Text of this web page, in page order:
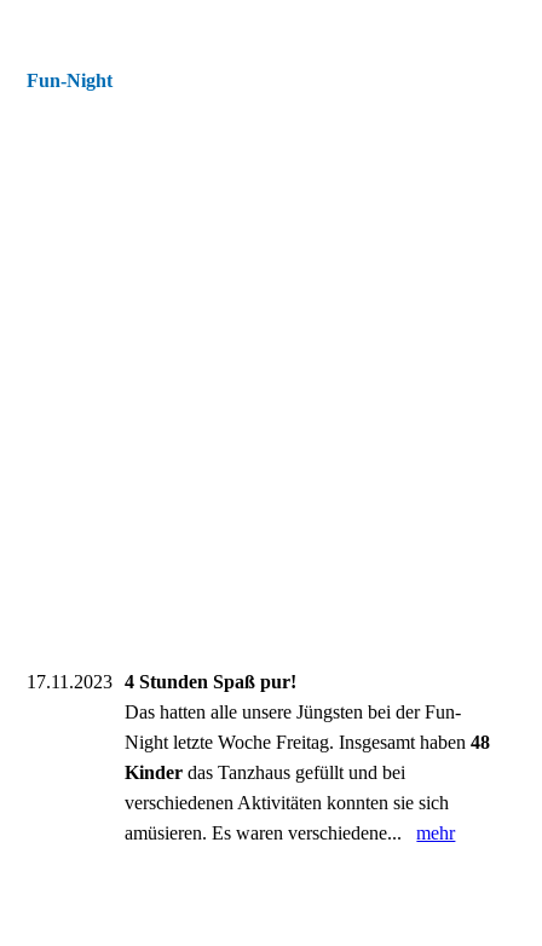
Fun-Night
17.11.2023
4 Stunden Spaß pur!
Das hatten alle unsere Jüngsten bei der Fun-
Night letzte Woche Freitag. Insgesamt haben48
Kinder das Tanzhaus gefüllt und bei
verschiedenen Aktivitäten konnten sie sich
amüsieren. Es waren verschiedene...mehr